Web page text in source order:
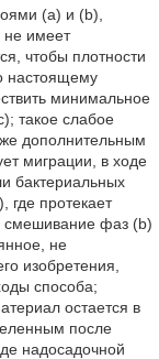
(а) и (b),
не имеет
чтобы плотности
настоящему
минимальное
такое слабое
дополнительным
миграции, в ходе
бактериальных
где протекает
смешивание фаз (b)
не
изобретения,
способа;
остается в
после
надосадочной